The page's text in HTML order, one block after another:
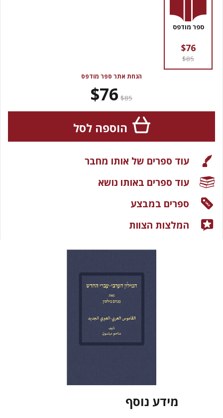
מידע נוסף
ספר מודפס
$76
$85
הנחת אתר ספר מודפס
$85
$76
הוספה לסל
עוד ספרים של אותו מחבר
עוד ספרים באותו נושא
ספרים במבצע
המלצות הצוות